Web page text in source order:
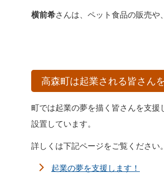
横前希さんは、ペット食品の販売
高森町は起業される皆さん
町では起業の夢を描く皆さんを支
設置しています。
詳しくは下記ページをご覧ください。
起業の夢を支援します！